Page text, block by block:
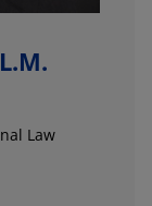
Law